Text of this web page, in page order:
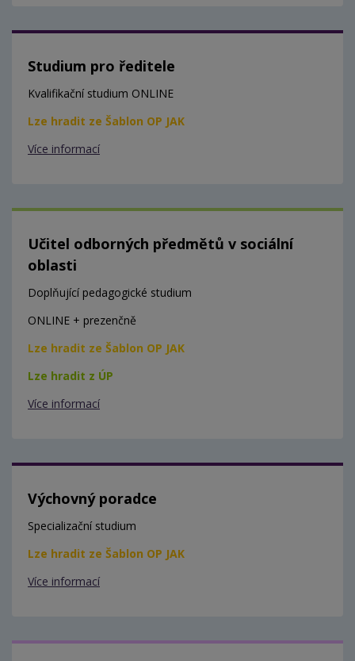
Studium pro ředitele
Kvalifikační studium ONLINE
Lze hradit ze Šablon OP JAK
Více informací
Učitel odborných předmětů v sociální
oblasti
Doplňující pedagogické studium
ONLINE + prezenčně
Lze hradit ze Šablon OP JAK
Lze hradit z ÚP
Více informací
Výchovný poradce
Specializační studium
Lze hradit ze Šablon OP JAK
Více informací